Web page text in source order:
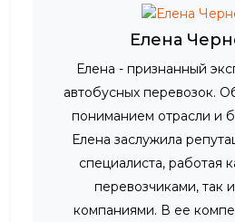
Елена
Елена - признанный
автобусных перевозок.
пониманием отрасли и
Елена заслужила
специалиста, работая
перевозчиками, так
компаниями. В ее